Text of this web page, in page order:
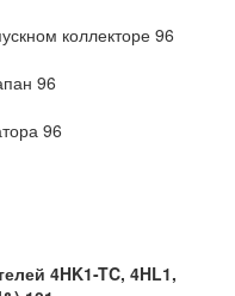
коллекторе 96
96
96
4HK1-TC, 4HL1,